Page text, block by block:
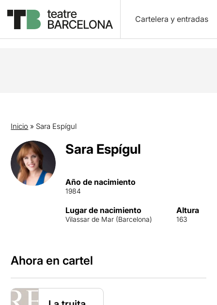
Cartelera y entradas
Inicio » Sara Espígul
Sara Espígul
Año de nacimiento
1984
Lugar de nacimiento
Vilassar de Mar (Barcelona)
Altura
163
Ahora en cartel